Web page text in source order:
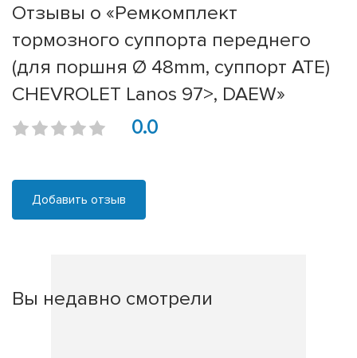
Отзывы о «Ремкомплект
тормозного суппорта переднего
(для поршня Ø 48mm, суппорт ATE)
CHEVROLET Lanos 97>, DAEW»
0.0
Добавить отзыв
Вы недавно смотрели